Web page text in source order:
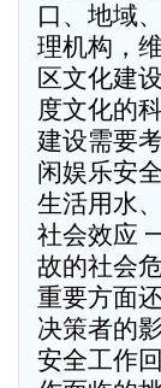
口、地域
理机构，
区文化建
度文化的
建设需要
闲娱乐安
生活用水
社会效应
故的社会
重要方面
决策者的
安全工作